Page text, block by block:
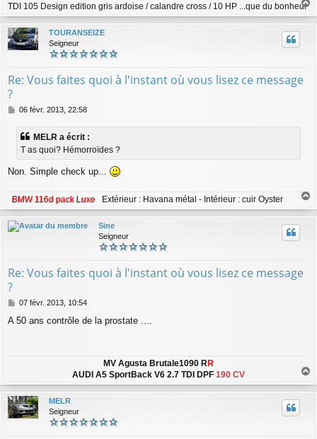
TDI 105 Design edition gris ardoise / calandre cross / 10 HP ...que du bonheur
a
u
TOURANSEIZE
Seigneur
Re: Vous faites quoi à l'instant où vous lisez ce message
?
M
s
g
e
06 févr. 2013, 22:58
MELR a écrit :
T as quoi? Hémorroïdes ?
Non. Simple check up...
BMW 116d pack Luxe Extérieur : Havana métal - Intérieur : cuir Oyster
a
u
Sine
Seigneur
Re: Vous faites quoi à l'instant où vous lisez ce message
?
M
s
07 févr. 2013, 10:54
A 50 ans contrôle de la prostate ....
MV Agusta Brutale1090 RR
AUDI A5 SportBack V6 2.7 TDI DPF 190 CV
a
u
MELR
Seigneur